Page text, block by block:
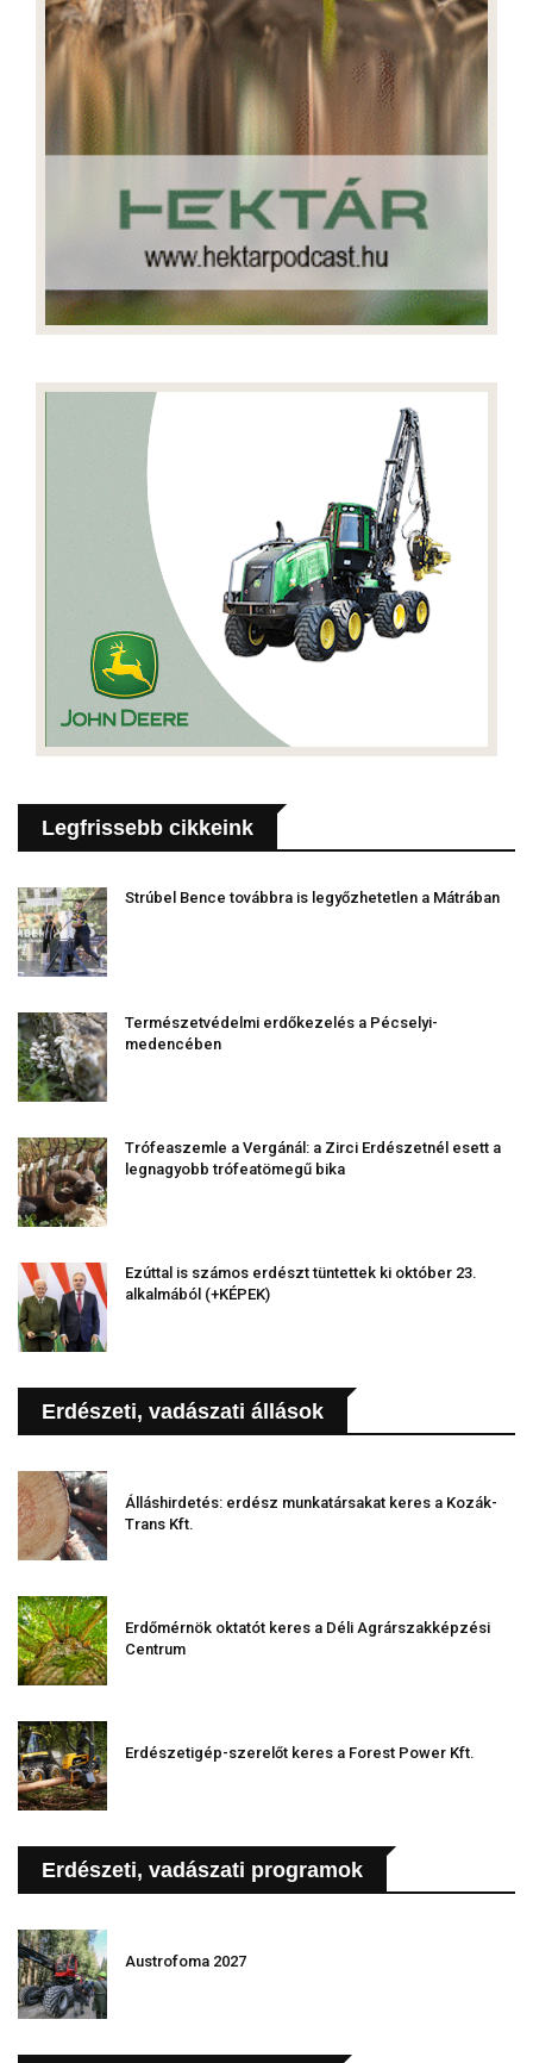
Legfrissebb cikkeink
Strúbel Bence továbbra is legyőzhetetlen a Mátrában
Természetvédelmi erdőkezelés a Pécselyi-
medencében
Trófeaszemle a Vergánál: a Zirci Erdészetnél esett a
legnagyobb trófeatömegű bika
Ezúttal is számos erdészt tüntettek ki október 23.
alkalmából (+KÉPEK)
Erdészeti, vadászati állások
Álláshirdetés: erdész munkatársakat keres a Kozák-
Trans Kft.
Erdőmérnök oktatót keres a Déli Agrárszakképzési
Centrum
Erdészetigép-szerelőt keres a Forest Power Kft.
Erdészeti, vadászati programok
Austrofoma 2027